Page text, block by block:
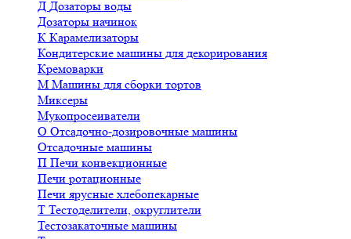
Д Дозаторы воды
Дозаторы начинок
К Карамелизаторы
Кондитерские машины для декорирования
Кремоварки
М Машины для сборки тортов
Миксеры
Мукопросеиватели
О Отсадочно-дозировочные машины
Отсадочные машины
П Печи конвекционные
Печи ротационные
Печи ярусные хлебопекарные
Т Тестоделители, округлители
Тестозакаточные машины